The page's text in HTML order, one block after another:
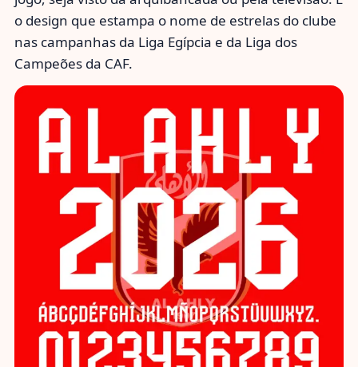
o design que estampa o nome de estrelas do clube
nas campanhas da Liga Egípcia e da Liga dos
Campeões da CAF.